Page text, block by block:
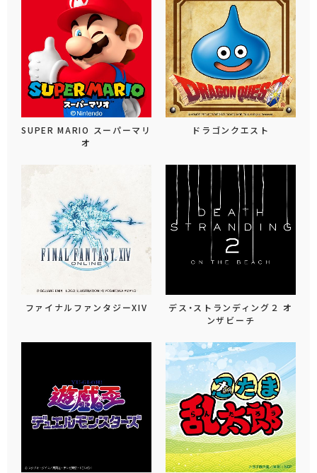
SUPER MARIO スーパーマリ
オ
ドラゴンクエスト
ファイナルファンタジーXIV
デス・ストランディング２ オ
ンザビーチ